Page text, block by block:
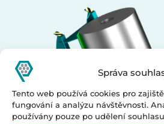
Správa
Tento web používá cookies pro
fungování a analýzu návštěvnosti.
používány pouze po udělení